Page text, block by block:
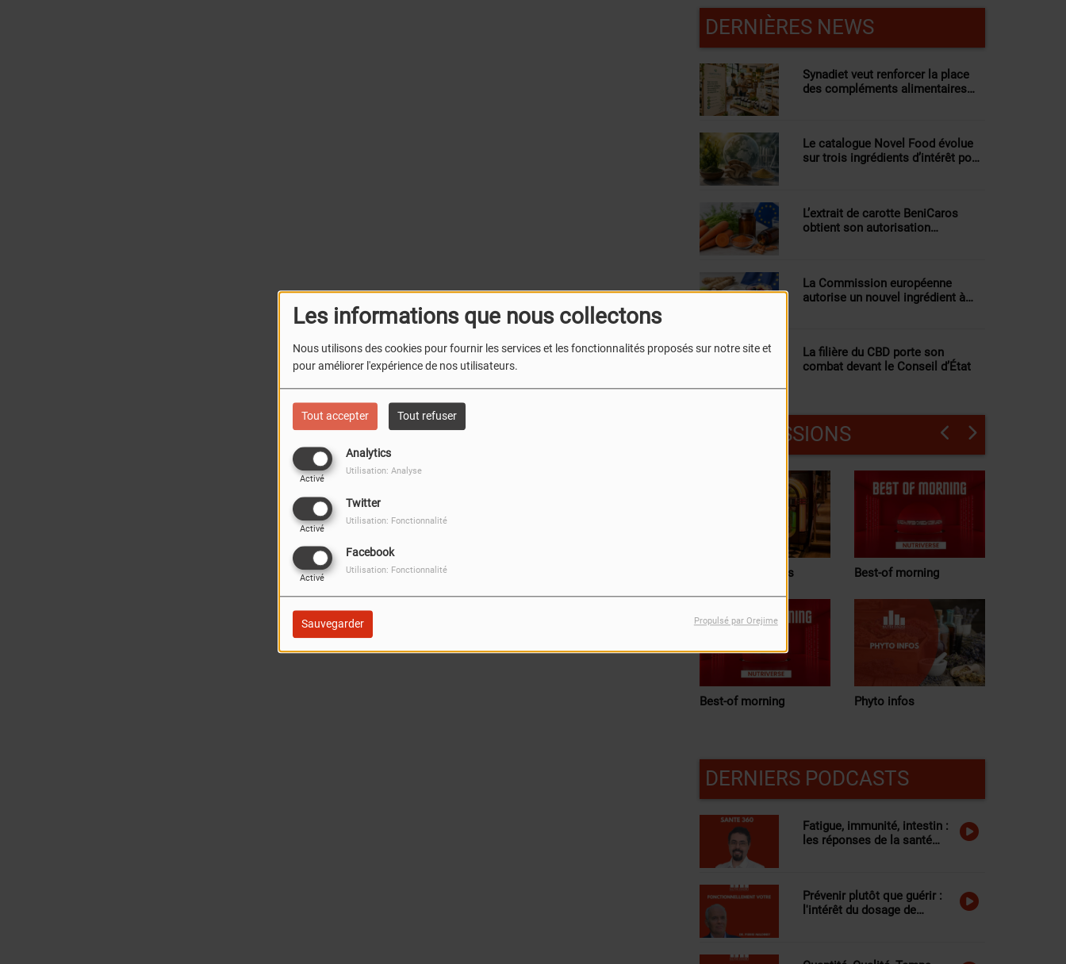
Les informations que nous collectons
Nous utilisons des cookies pour fournir les services et les fonctionnalités proposés sur notre site et
pour améliorer l'expérience de nos utilisateurs.
Tout accepter Tout refuser
Analytics
Activé
Utilisation: Analyse
Twitter
Activé
Utilisation: Fonctionnalité
Facebook
Activé
Utilisation: Fonctionnalité
Sauvegarder Propulsé par Orejime
DERNIÈRES NEWS
Synadiet veut renforcer la place
des compléments alimentaires
Le catalogue Novel Food évolue
sur trois ingrédients d’intérêt pour
L’extrait de carotte BeniCaros
obtient son autorisation
La Commission européenne
autorise un nouvel ingrédient à
La filière du CBD porte son
combat devant le Conseil d’État
LES ÉMISSIONS
Morceaux choisis
Best-of morning
Best-of morning
Phyto infos
DERNIERS PODCASTS
Fatigue, immunité, intestin :
les réponses de la santé
Prévenir plutôt que guérir :
l'intérêt du dosage de